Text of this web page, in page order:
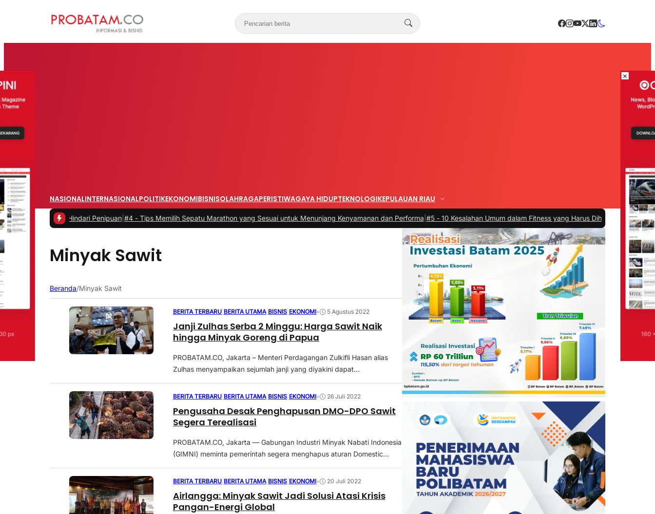
NASIONALINTERNASIONALPOLITIKEKONOMIBISNISOLAHRAGAPERISTIWAGAYA HIDUPTEKNOLOGIKEPULAUAN RIAU
dan Hindari Penipuan|#4 -Tips Memilih Sepatu Marathon yang Sesuai untuk Menunjang Kenyamanan dan Performa|#5 -10 Kesalahan Umum dalam Fitness yang Harus Dihindari untuk Hasil Maksimal
Minyak Sawit
Beranda/Minyak Sawit
BERITA TERBARU BERITA UTAMA BISNIS EKONOMI• 5 Agustus 2022
Janji Zulhas Serba 2 Minggu: Harga Sawit Naik
hingga Minyak Goreng di Papua
PROBATAM.CO, Jakarta – Menteri Perdagangan Zulkifli Hasan alias
Zulhas menyampaikan sejumlah janji yang diyakini dapat...
BERITA TERBARU BERITA UTAMA BISNIS EKONOMI• 26 Juli 2022
Pengusaha Desak Penghapusan DMO-DPO Sawit
Segera Terealisasi
PROBATAM.CO, Jakarta — Gabungan Industri Minyak Nabati Indonesia
(GIMNI) meminta pemerintah segera menghapus aturan Domestic...
BERITA TERBARU BERITA UTAMA BISNIS EKONOMI• 20 Juli 2022
Airlangga: Minyak Sawit Jadi Solusi Atasi Krisis
Pangan-Energi Global
×